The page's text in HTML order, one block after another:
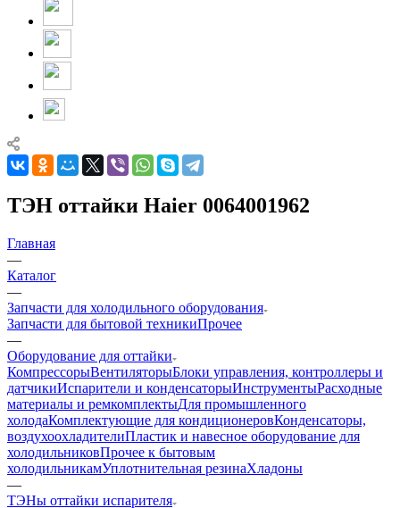
ТЭН оттайки Haier 0064001962
Главная
—
Каталог
—
Запчасти для холодильного оборудования
Запчасти для бытовой техникиПрочее
—
Оборудование для оттайки
КомпрессорыВентиляторыБлоки управления, контроллеры и
датчикиИспарители и конденсаторыИнструментыРасходные
материалы и ремкомплектыДля промышленного
холодаКомплектующие для кондиционеровКонденсаторы,
воздухоохладителиПластик и навесное оборудование для
холодильниковПрочее к бытовым
холодильникамУплотнительная резинаХладоны
—
ТЭНы оттайки испарителя